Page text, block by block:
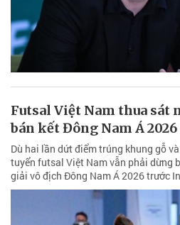
Futsal Việt Nam thua sát
bán kết Đông Nam Á 2026
Dù hai lần dứt điểm trúng khung gỗ
tuyển futsal Việt Nam vẫn phải dừng
giải vô địch Đông Nam Á 2026 trước